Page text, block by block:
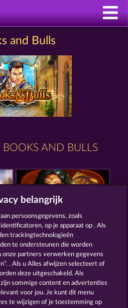
and Bulls
BOOKS AND BULLS
JACK POTTER AND THE BOOK OF TEOS MAGIC BOOK 6
ATLAS OF LEGENDS
belangrijk
persoonsgegevens, zoals
op je apparaat op . Als
trackingtechnologieën
te ondersteunen die worden
onze partners verwerken gegevens
. Als u Alles afwijzen selecteert of
deze uitgeschakeld. Als
sommige content en advertenties
voor jou. Je kunt dit menu
te wijzigen of je toestemming op